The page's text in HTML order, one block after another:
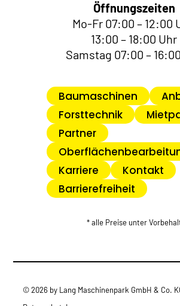
Öffnungszeiten
Mo-Fr 07:00 – 12:00
13:00 – 18:00 Uhr
Samstag 07:00 –
Baumaschinen
Forsttechnik
Partner
Karriere
Kontakt
Barrierefreiheit
* alle Preise unter
© 2026 by Lang Maschinenpark GmbH & Co.